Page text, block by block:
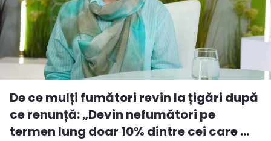
De ce mulți fumători revin la țigări după
ce renunță: „Devin nefumători pe
termen lung doar 10% dintre cei care ...